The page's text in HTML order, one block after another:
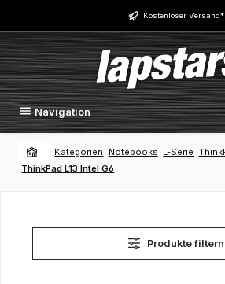
Zum Hauptinhalt springen Kostenloser Versand*
Navigation
Kategorien Notebooks L-Serie
ThinkPad L13 Intel G6
Produkte filtern